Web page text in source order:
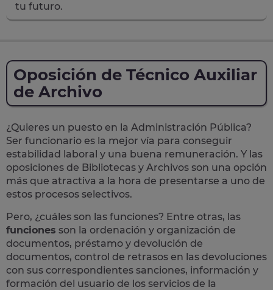
tu futuro.
Oposición de Técnico Auxiliar
de Archivo
¿Quieres un puesto en la Administración Pública?
Ser funcionario es la mejor vía para conseguir
estabilidad laboral y una buena remuneración. Y las
oposiciones de Bibliotecas y Archivos son una opción
más que atractiva a la hora de presentarse a uno de
estos procesos selectivos.
Pero, ¿cuáles son las funciones? Entre otras, las
funciones son la ordenación y organización de
documentos, préstamo y devolución de
documentos, control de retrasos en las devoluciones
con sus correspondientes sanciones, información y
formación del usuario de los servicios de la